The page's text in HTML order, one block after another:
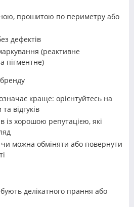
прошитою по периметру або
дефектів
(реактивне
пігментне)
краще: орієнтуйтесь на
відгуків
із хорошою репутацією, які
чи можна обміняти або повернути
делікатного прання або